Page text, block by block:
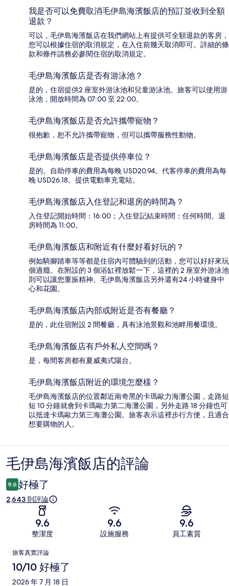
我是否可以免費取消毛伊島海濱飯店的預訂並收到全額
退款？
可以，毛伊島海濱飯店在我們網站上有提供可全額退款的客房，
您可以根據住宿的取消規定，在入住前幾天取消即可。詳細的條
款和條件請務必參閱住宿的取消規定。
毛伊島海濱飯店是否有游泳池？
是的，住宿提供2 座室外游泳池和兒童游泳池。旅客可以使用游
泳池，開放時間為 07:00 至 22:00。
毛伊島海濱飯店是否允許攜帶寵物？
很抱歉，恕不允許攜帶寵物，但可以攜帶服務性動物。
毛伊島海濱飯店是否提供停車位？
是的。自助停車的費用為每晚 USD20.94。代客停車的費用為每
晚 USD26.18。提供電動車充電站。
毛伊島海濱飯店入住登記和退房的時間為？
入住登記開始時間：16:00；入住登記結束時間：任何時間。退
房時間為 11:00。
毛伊島海濱飯店和附近有什麼好看好玩的？
例如騎腳踏車等等都是住宿內可體驗到的活動，您可以好好來玩
個過癮。在附設的 3 個浴缸裡放鬆一下，這裡的 2 座室外游泳池
則可以讓您重振精神。毛伊島海濱飯店另外還有24 小時健身中
心和花園。
毛伊島海濱飯店內部或附近是否有餐廳？
是的，此住宿附設 2 間餐廳，具有泳池景觀和池畔用餐環境。
毛伊島海濱飯店有戶外私人空間嗎？
是，每間客房都有夏威夷式陽台。
毛伊島海濱飯店附近的環境怎麼樣？
毛伊島海濱飯店的位置鄰近南奇黑的卡瑪歐力海灘公園，走路短
短 10 分鐘就會到卡瑪歐力第二海灘公園，另外走路 18 分鐘也可
以抵達卡瑪歐力第三海灘公園。旅客表示這裡步行方便，且適合
想要購物的人。
評
論
毛伊島海濱飯店的評論
9.6 好極了
2,643 則評論
9.6
整潔度
9.6
設施服務
9.6
員工素質
評
論
旅客真實評論
10/10 好極了
2026 年 7 月 18 日